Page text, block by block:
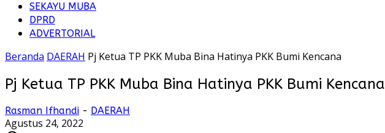
SEKAYU MUBA
DPRD
ADVERTORIAL
Beranda DAERAH Pj Ketua TP PKK Muba Bina Hatinya PKK Bumi Kencana
Pj Ketua TP PKK Muba Bina Hatinya PKK Bumi Kencana
Rasman Ifhandi - DAERAH
Agustus 24, 2022